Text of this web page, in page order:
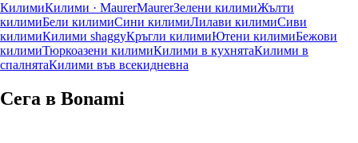
КилимиКилими · MaurerMaurerЗелени килимиЖълти
килимиБели килимиСини килимиЛилави килимиСиви
килимиКилими shaggyКръгли килимиЮтени килимиБежови
килимиТюркоазени килимиКилими в кухнятаКилими в
спалнятаКилими във всекидневна
Сега в Bonami